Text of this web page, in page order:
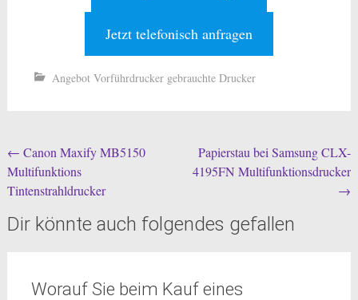
Jetzt telefonisch anfragen
Angebot Vorführdrucker gebrauchte Drucker
Beitragsnavigation
← Canon Maxify MB5150
Multifunktions
Tintenstrahldrucker
Papierstau bei Samsung CLX-
4195FN Multifunktionsdrucker
→
Dir könnte auch folgendes gefallen
Worauf Sie beim Kauf eines